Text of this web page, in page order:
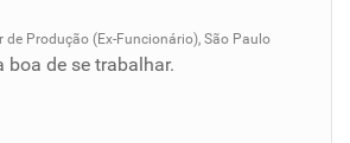
promoção
Produção (Ex-Funcionário), São Paulo
boa de se trabalhar.